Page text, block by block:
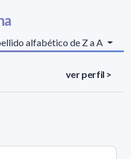
alfabético de Z a A
ver perfil >